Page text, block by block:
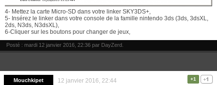
4- Mettez la carte Micro-SD dans votre linker SKY3DS+,
5- Insérez le linker dans votre console de la famille nintendo 3ds (3ds, 3dsXL,
2ds, N3ds, N3dsXL),
6-Cliquer sur les boutons pour changer de jeux,
Posté : mardi 12 janvier 2016, 22:36 par DayZerd
Mouchkipet 12 janvier 2016, 22:44 +1